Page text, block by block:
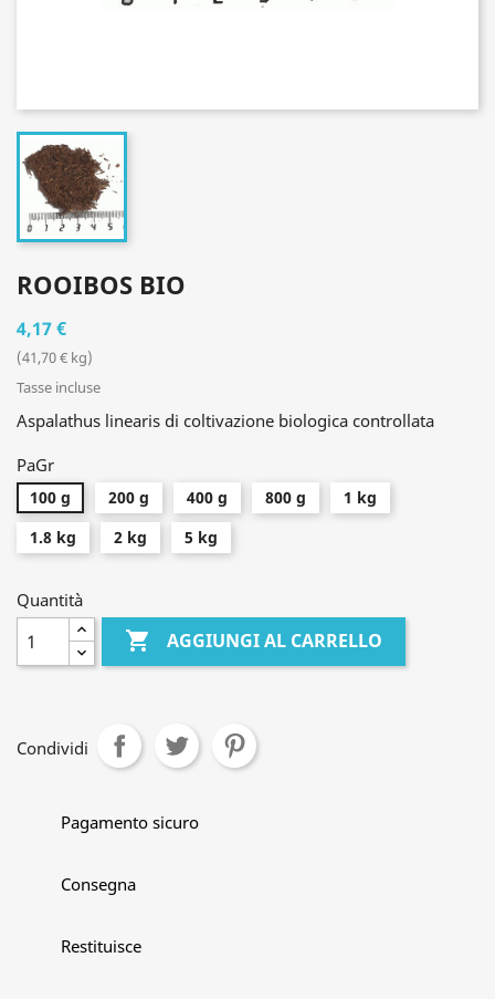
ROOIBOS BIO
4,17 €
(41,70 € kg)
Tasse incluse
Aspalathus linearis di coltivazione biologica controllata
PaGr
100 g 200 g 400 g 800 g
1 kg
1.8 kg
2 kg 5 kg
Quantità
 AGGIUNGI AL CARRELLO
Condividi
Pagamento sicuro
Consegna
Restituisce